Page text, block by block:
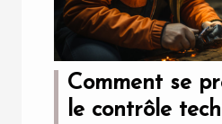
Comment se
le contrôle